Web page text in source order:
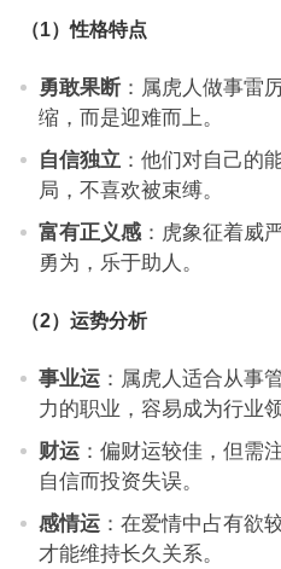
（1）性格特点
勇敢果断：属虎人做事雷
缩，而是迎难而上。
自信独立 ：他们对自己的
局，不喜欢被束缚。
富有正义感：虎象征着威
勇为，乐于助人。
（2）运势分析
事业运：属虎人适合从事
力的职业，容易成为行业领
财运：偏财运较佳，但需
自信而投资失误。
感情运：在爱情中占有欲
才能维持长久关系。